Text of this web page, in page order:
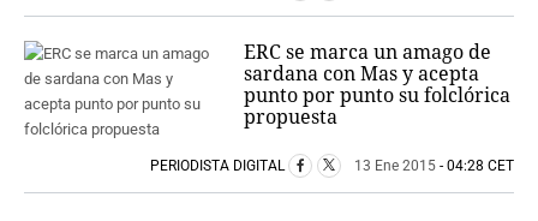
ERC se marca un amago de
sardana con Mas y acepta
punto por punto su folclórica
propuesta
PERIODISTA DIGITAL 13 Ene 2015 - 04:28 CET